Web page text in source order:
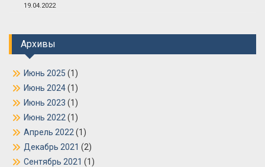
19.04.2022
Архивы
Июнь 2025 (1)
Июнь 2024(1)
Июнь 2023 (1)
Июнь 2022 (1)
Апрель 2022 (1)
Декабрь 2021 (2)
Сентябрь 2021 (1)